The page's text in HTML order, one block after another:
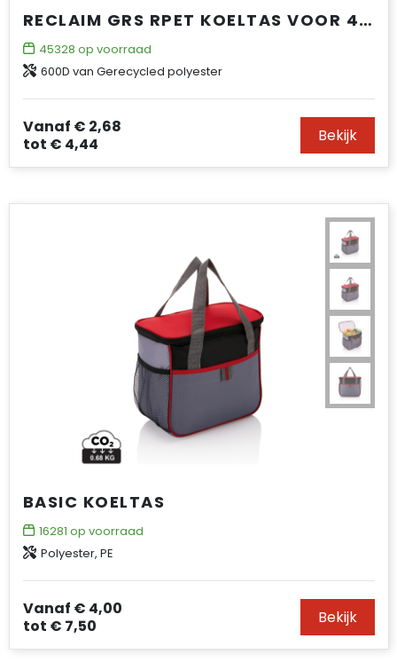
RECLAIM GRS RPET KOELTAS VOOR 4 BLIKJES 5L
45328 op voorraad
600D van Gerecycled polyester
Vanaf € 2,68
tot € 4,44 Bekijk
BASIC KOELTAS
16281 op voorraad
Polyester, PE
Vanaf € 4,00
tot € 7,50 Bekijk